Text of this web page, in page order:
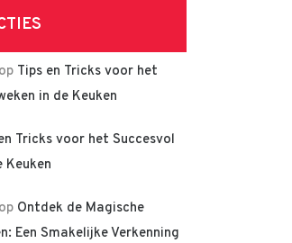
op Tips en Tricks voor het
in de Keuken
Tricks voor het Succesvol
Keuken
op Ontdek de Magische
Een Smakelijke Verkenning